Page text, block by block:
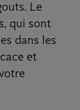
Le
qui sont
dans les
et